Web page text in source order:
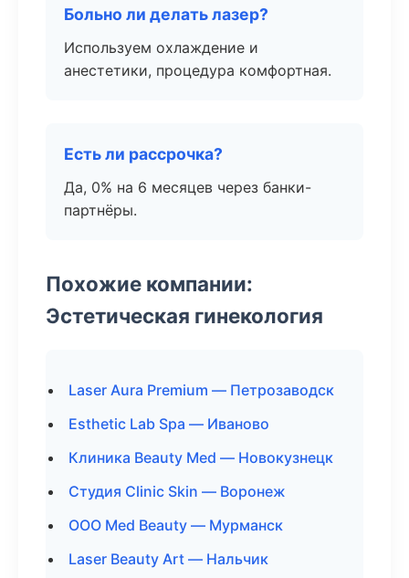
Больно ли делать лазер?
Используем охлаждение и
анестетики, процедура комфортная.
Есть ли рассрочка?
Да, 0% на 6 месяцев через банки-
партнёры.
Похожие компании:
Эстетическая гинекология
Laser Aura Premium — Петрозаводск
Esthetic Lab Spa — Иваново
Клиника Beauty Med — Новокузнецк
Студия Clinic Skin — Воронеж
ООО Med Beauty — Мурманск
Laser Beauty Art — Нальчик